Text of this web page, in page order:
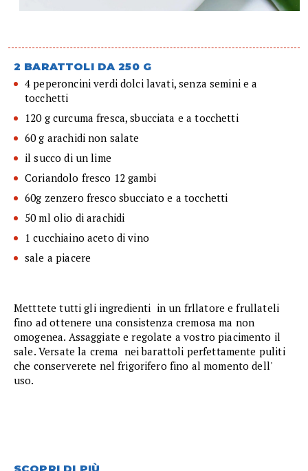
2 BARATTOLI DA 250 G
4 peperoncini verdi dolci lavati, senza semini e a
tocchetti
120 g curcuma fresca, sbucciata e a tocchetti
60 g arachidi non salate
il succo di un lime
Coriandolo fresco 12 gambi
60g zenzero fresco sbucciato e a tocchetti
50 ml olio di arachidi
1 cucchiaino aceto di vino
sale a piacere
Metttete tutti gli ingredienti in un frllatore e frullateli
fino ad ottenere una consistenza cremosa ma non
omogenea. Assaggiate e regolate a vostro piacimento il
sale. Versate la crema nei barattoli perfettamente puliti
che conserverete nel frigorifero fino al momento dell'
uso.